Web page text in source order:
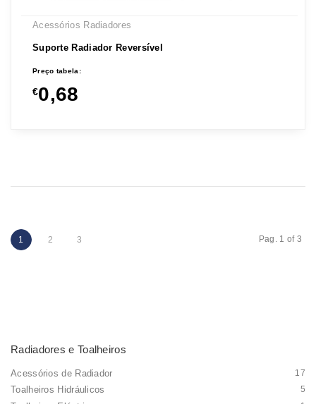
Acessórios Radiadores
Suporte Radiador Reversível
Preço tabela:
€0,68
1 2 3 Pag. 1 of 3
Radiadores e Toalheiros
Acessórios de Radiador 17
Toalheiros Hidráulicos 5